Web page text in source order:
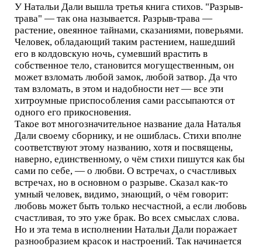
У Натальи Дали вышла третья книга стихов. "Разрыв-
трава" — так она называется. Разрыв-трава —
растение, овеянное тайнами, сказаниями, поверьями.
Человек, обладающий таким растением, нашедший
его в колдовскую ночь, сумевший врастить в
собственное тело, становится могущественным, он
может взломать любой замок, любой затвор. Да что
там взломать, в этом и надобности нет — все эти
хитроумные приспособления сами рассыпаются от
одного его прикосновения.
Такое вот многозначительное название дала Наталья
Дали своему сборнику, и не ошиблась. Стихи вполне
соответствуют этому названию, хотя и посвящены,
наверно, единственному, о чём стихи пишутся как бы
сами по себе, — о любви. О встречах, о счастливых
встречах, но в основном о разрыве. Сказал как-то
умный человек, видимо, знающий, о чём говорит:
любовь может быть только несчастной, а если любовь
счастливая, то это уже брак. Во всех смыслах слова.
Но и эта тема в исполнении Натальи Дали поражает
разнообразием красок и настроений. Так начинается